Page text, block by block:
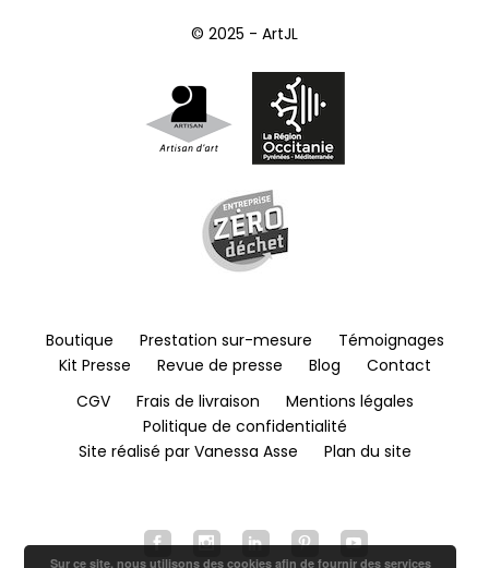
© 2025 - ArtJL
Boutique Prestation sur-mesure
Témoignages
Kit Presse
Revue de presse Blog
Contact
CGV
Frais de livraison
Mentions légales
Politique de confidentialité
Site réalisé par Vanessa Asse
Plan du site
Sur ce site, nous utilisons des cookies afin de fournir des services